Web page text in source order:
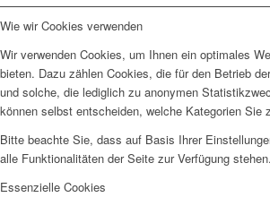
Wie wir Cookies verwenden
Wir verwenden Cookies, um Ihnen ein optimales
bieten. Dazu zählen Cookies, die für den Betrieb
und solche, die lediglich zu anonymen
können selbst entscheiden, welche Kategorien Sie
Bitte beachte Sie, dass auf Basis Ihrer
alle Funktionalitäten der Seite zur Verfügung stehen.
Essenzielle Cookies